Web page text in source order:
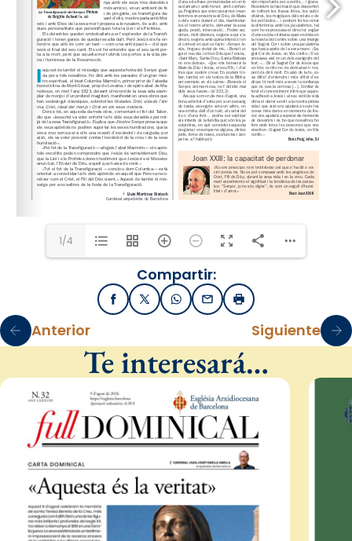
1/4
Compartir:
FacebookX / TwitterWhatsApp
EmailImprimir
Anterior Siguiente
Te interesará…